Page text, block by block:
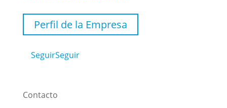
Perfil de la Empresa
SeguirSeguir
Contacto